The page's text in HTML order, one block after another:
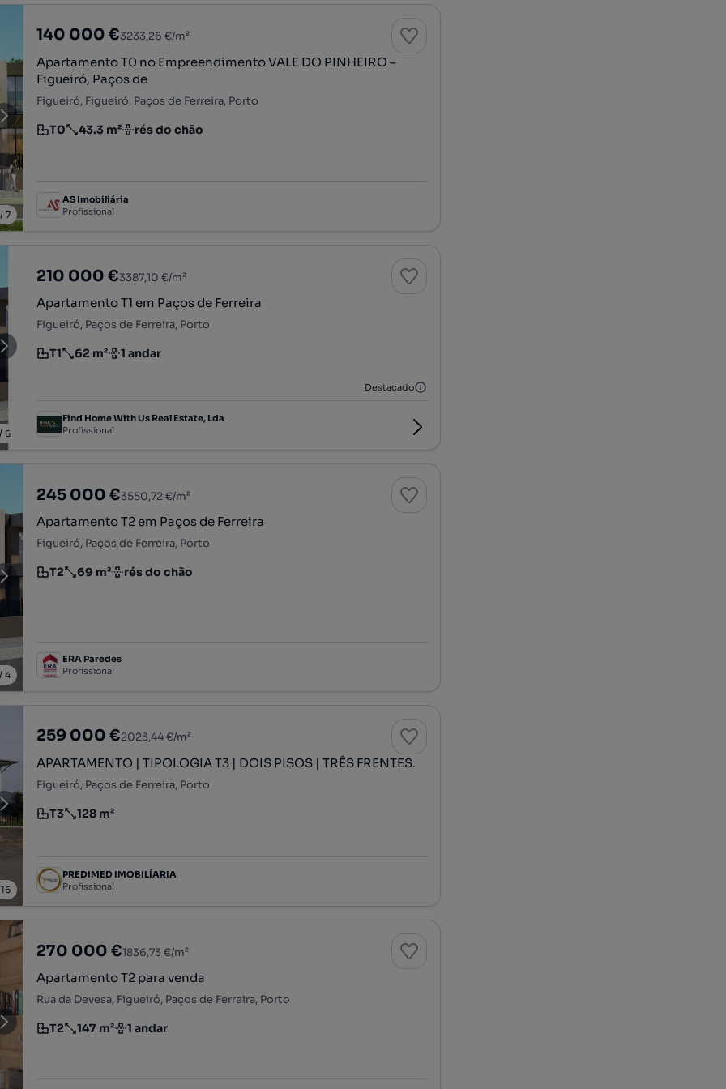
7
140 000 €3233,26 €/m²
Apartamento T0 no Empreendimento VALE DO PINHEIRO –
Figueiró, Paços de
Figueiró, Figueiró, Paços de Ferreira, Porto
Tipologia
T0
Preço por metro quadrado
43.3 m²
Andar rés do chão
AS Imobiliária
Profissional
6
210 000 €3387,10 €/m²
Apartamento T1 em Paços de Ferreira
Figueiró, Paços de Ferreira, Porto
Tipologia
T1
Preço por metro quadrado
62 m²
Andar 1 andar
Destacado
Find Home With Us Real Estate, Lda
Profissional
4
245 000 €3550,72 €/m²
Apartamento T2 em Paços de Ferreira
Figueiró, Paços de Ferreira, Porto
Tipologia
T2
Preço por metro quadrado
69 m²
Andar rés do chão
ERA Paredes
Profissional
16
259 000 €2023,44 €/m²
APARTAMENTO | TIPOLOGIA T3 | DOIS PISOS | TRÊS FRENTES.
Figueiró, Paços de Ferreira, Porto
Tipologia
T3
Preço por metro quadrado
128 m²
PREDIMED IMOBILÍARIA
Profissional
270 000 €1836,73 €/m²
Apartamento T2 para venda
Rua da Devesa, Figueiró, Paços de Ferreira, Porto
Tipologia
T2
Preço por metro quadrado
147 m²
Andar 1 andar